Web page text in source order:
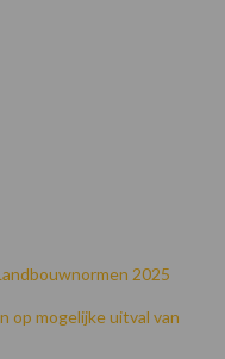
2025
op mogelijke uitval van